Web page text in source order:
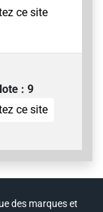
ce site
: 9
ce site
des marques et